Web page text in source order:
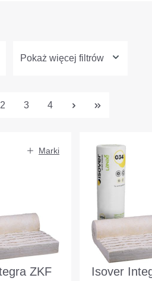
Pokaż więcej filtrów
Strona
2 Strona
3 Strona
4
Marki
ZKF
Isover